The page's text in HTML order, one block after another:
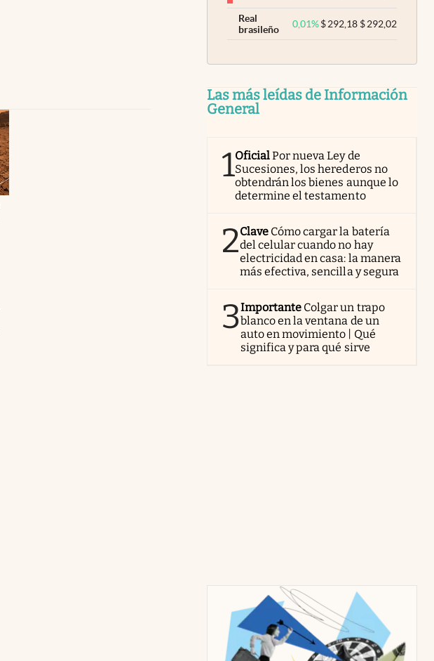
Real
brasileño
0,01% $292,18 $292,02
Las más leídas de Información
General
1OficialPor nueva Ley de
Sucesiones, los herederos no
obtendrán los bienes aunque lo
determine el testamento
2Clave Cómo cargar la batería
del celular cuando no hay
electricidad en casa: la manera
más efectiva, sencilla y segura
3Importante Colgar un trapo
blanco en la ventana de un
auto en movimiento | Qué
significa y para qué sirve